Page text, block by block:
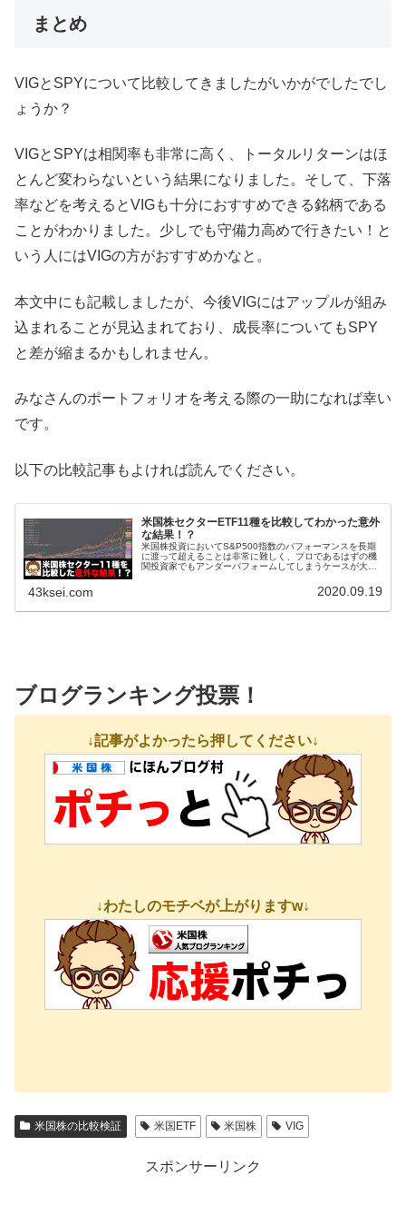
まとめ
VIGとSPYについて比較してきましたがいかがでしたでし
ょうか？
VIGとSPYは相関率も非常に高く、トータルリターンはほ
とんど変わらないという結果になりました。そして、下落
率などを考えるとVIGも十分におすすめできる銘柄である
ことがわかりました。少しでも守備力高めで行きたい！と
いう人にはVIGの方がおすすめかなと。
本文中にも記載しましたが、今後VIGにはアップルが組み
込まれることが見込まれており、成長率についてもSPY
と差が縮まるかもしれません。
みなさんのポートフォリオを考える際の一助になれば幸い
です。
以下の比較記事もよければ読んでください。
米国株セクターETF11種を比較してわかった意外
な結果！？
米国株投資においてS&P500指数のパフォーマンスを長期
に渡って超えることは非常に難しく、プロであるはずの機
関投資家でもアンダーパフォームしてしまうケースが大半
43ksei.com 2020.09.19
ブログランキング投票！
↓記事がよかったら押してください↓
↓わたしのモチベが上がりますw↓
米国株の比較検証 米国ETF 米国株 VIG
スポンサーリンク